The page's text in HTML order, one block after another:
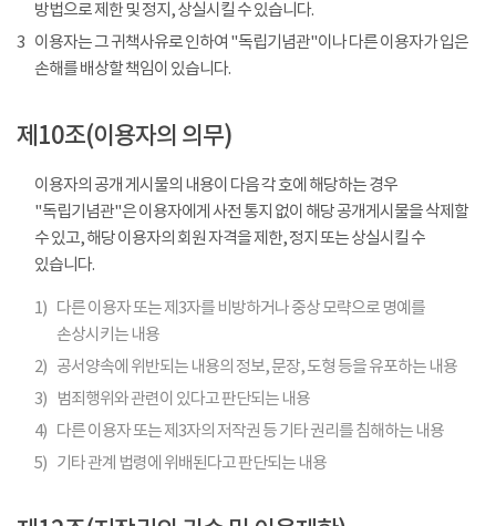
방법으로 제한 및 정지, 상실시킬 수 있습니다.
3 이용자는 그 귀책사유로 인하여 "독립기념관"이나 다른 이용자가 입은
손해를 배상할 책임이 있습니다.
제10조(이용자의 의무)
이용자의 공개 게시물의 내용이 다음 각 호에 해당하는 경우
"독립기념관"은 이용자에게 사전 통지 없이 해당 공개게시물을 삭제할
수 있고, 해당 이용자의 회원 자격을 제한, 정지 또는 상실시킬 수
있습니다.
1) 다른 이용자 또는 제3자를 비방하거나 중상 모략으로 명예를
손상시키는 내용
2) 공서양속에 위반되는 내용의 정보, 문장, 도형 등을 유포하는 내용
3)
범죄행위와 관련이 있다고 판단되는 내용
4) 다른 이용자 또는 제3자의 저작권 등 기타 권리를 침해하는 내용
5) 기타 관계 법령에 위배된다고 판단되는 내용